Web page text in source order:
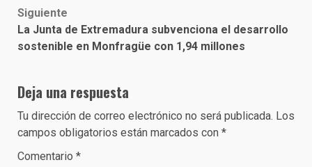
Siguiente
La Junta de Extremadura subvenciona el desarrollo
sostenible en Monfragüe con 1,94 millones
Deja una respuesta
Tu dirección de correo electrónico no será publicada. Los
campos obligatorios están marcados con *
Comentario *